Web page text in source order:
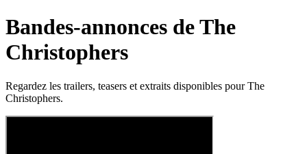
Bandes-annonces de The
Christophers
Regardez les trailers, teasers et extraits disponibles pour The
Christophers.